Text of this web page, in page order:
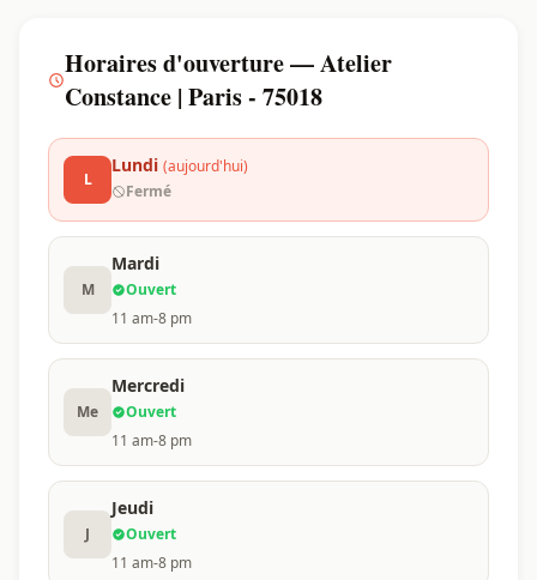
Horaires d'ouverture — Atelier
Constance | Paris - 75018
L
Lundi (aujourd'hui)
Fermé
M
Mardi
Ouvert
11 am-8 pm
Me
Mercredi
Ouvert
11 am-8 pm
J
Jeudi
Ouvert
11 am-8 pm